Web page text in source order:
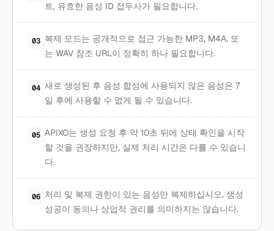
트, 유효한 음성 ID 접두사가 필요합니다.
03 복제 모드는 공개적으로 접근 가능한 MP3, M4A, 또
는 WAV 참조 URL이 정확히 하나 필요합니다.
04 새로 생성된 후 음성 합성에 사용되지 않은 음성은 7
일 후에 사용할 수 없게 될 수 있습니다.
05 APIXO는 생성 요청 후 약 10초 뒤에 상태 확인을 시작
할 것을 권장하지만, 실제 처리 시간은 다를 수 있습니
다.
06 처리 및 복제 권한이 있는 음성만 복제하십시오. 생성
성공이 동의나 상업적 권리를 의미하지는 않습니다.